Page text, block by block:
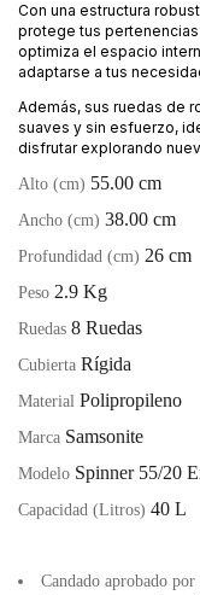
Con una estructura
protege tus
optimiza el espacio
adaptarse a tus
Además, sus ruedas de
suaves y sin esfuerzo,
disfrutar explorando
Alto (cm) 55.00 cm
Ancho (cm) 38.00 cm
Profundidad (cm) 26 cm
Peso 2.9 Kg
Ruedas 8 Ruedas
Cubierta Rígida
Material Polipropileno
Marca Samsonite
Modelo Spinner 55/20
Capacidad (Litros) 40 L
Candado aprobado